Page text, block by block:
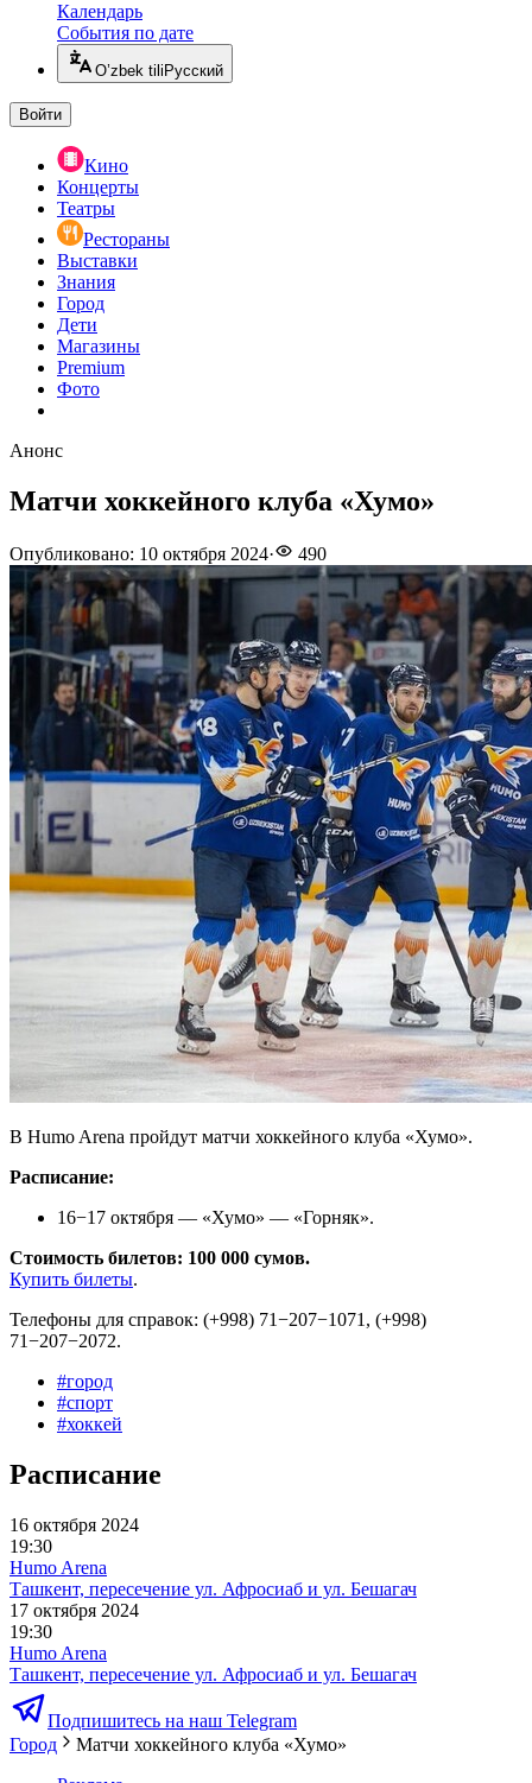
Календарь
События по дате
O’zbek tili Русский
Войти
Кино
Концерты
Театры
Рестораны
Выставки
Знания
Город
Дети
Магазины
Premium
Фото
Анонс
Матчи хоккейного клуба «Хумо»
Опубликовано: 10 октября 2024· 490
В Humo Arena пройдут матчи хоккейного клуба «Хумо».
Расписание:
16−17 октября — «Хумо» — «Горняк».
Стоимость билетов: 100 000 сумов.
Купить билеты.
Телефоны для справок: (+998) 71−207−1071, (+998)
71−207−2072.
#город
#спорт
#хоккей
Расписание
16 октября 2024
19:30
Humo Arena
Ташкент, пересечение ул. Афросиаб и ул. Бешагач
17 октября 2024
19:30
Humo Arena
Ташкент, пересечение ул. Афросиаб и ул. Бешагач
Подпишитесь на наш Telegram
Город
Матчи хоккейного клуба «Хумо»